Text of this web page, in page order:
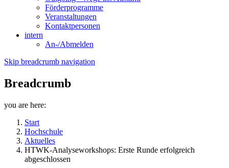
Förderprogramme
Veranstaltungen
Kontaktpersonen
intern
An-/Abmelden
Skip breadcrumb navigation
Breadcrumb
you are here:
Start
Hochschule
Aktuelles
HTWK-Analyseworkshops: Erste Runde erfolgreich
abgeschlossen